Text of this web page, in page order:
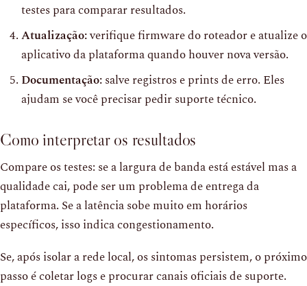
testes para comparar resultados.
Atualização:verifique firmware do roteador e atualize o
aplicativo da plataforma quando houver nova versão.
Documentação:salve registros e prints de erro. Eles
ajudam se você precisar pedir suporte técnico.
Como interpretar os resultados
Compare os testes: se a largura de banda está estável mas a
qualidade cai, pode ser um problema de entrega da
plataforma. Se a latência sobe muito em horários
específicos, isso indica congestionamento.
Se, após isolar a rede local, os sintomas persistem, o próximo
passo é coletar logs e procurar canais oficiais de suporte.